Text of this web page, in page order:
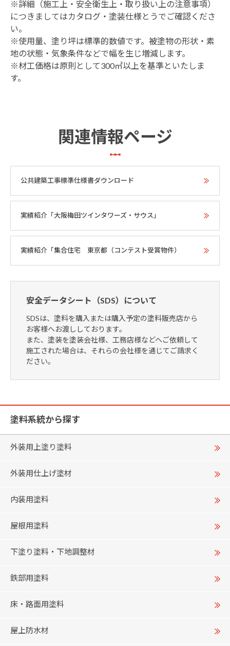
※詳細（施工上・安全衛生上・取り扱い上の注意事項）
につきましてはカタログ・塗装仕様とうでご確認くださ
い。
※使用量、塗り坪は標準的数値です。被塗物の形状・素
地の状態・気象条件などで幅を生じ増減します。
※材工価格は原則として300㎡以上を基準といたしま
す。
関連情報ページ
公共建築工事標準仕様書ダウンロード
実績紹介「大阪梅田ツインタワーズ・サウス」
実績紹介「集合住宅 東京都（コンテスト受賞物件）
安全データシート（SDS）について
SDSは、塗料を購入または購入予定の塗料販売店から
お客様へお渡ししております。
また、塗装を塗装会社様、工務店様などへご依頼して
施工された場合は、それらの会社様を通じてご請求く
ださい。
塗料系統から探す
外装用上塗り塗料
外装用仕上げ塗材
内装用塗料
屋根用塗料
下塗り塗料・下地調整材
鉄部用塗料
床・路面用塗料
屋上防水材